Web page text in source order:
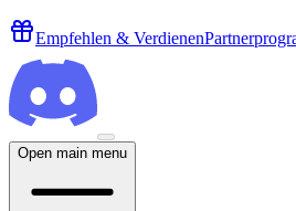
Empfehlen & Verdienen
Open main menu